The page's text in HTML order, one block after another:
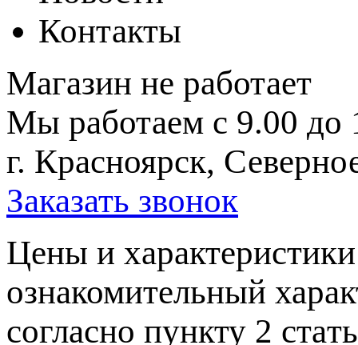
Контакты
Магазин не работает
Мы работаем с 9.00 до
г. Красноярск,
Заказать звонок
Цeны и
ознакомительный
согласно пункту 2